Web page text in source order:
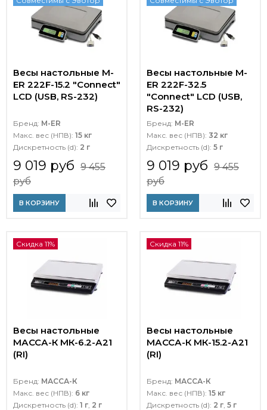
Весы настольные M-
ER 222F-15.2 "Connect"
LCD (USB, RS-232)
Бренд: M-ER
Макс. вес (НПВ): 15 кг
Дискретность (d): 2 г
9 019 руб 9 455
руб
В КОРЗИНУ
Весы настольные M-
ER 222F-32.5
"Connect" LCD (USB,
RS-232)
Бренд: M-ER
Макс. вес (НПВ): 32 кг
Дискретность (d): 5 г
9 019 руб 9 455
руб
В КОРЗИНУ
Скидка 11%
Весы настольные
МАССА-К МК-6.2-А21
(RI)
Бренд: МАССА-К
Макс. вес (НПВ): 6 кг
Дискретность (d): 1 г, 2 г
Скидка 11%
Весы настольные
МАССА-К МК-15.2-А21
(RI)
Бренд: МАССА-К
Макс. вес (НПВ): 15 кг
Дискретность (d): 2 г, 5 г